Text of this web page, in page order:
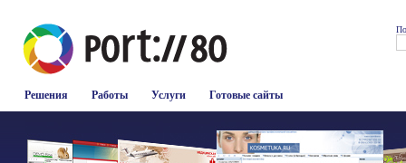
Решения Работы Услуги Готовые сайты